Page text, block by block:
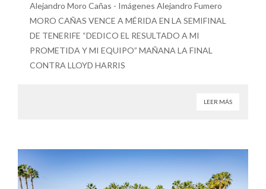
Alejandro Moro Cañas - Imágenes Alejandro Fumero
MORO CAÑAS VENCE A MÉRIDA EN LA SEMIFINAL
DE TENERIFE “DEDICO EL RESULTADO A MI
PROMETIDA Y MI EQUIPO” MAÑANA LA FINAL
CONTRA LLOYD HARRIS
LEER MÁS